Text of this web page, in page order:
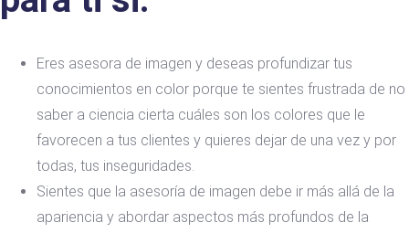
Eres asesora de imagen y deseas profundizar tus
conocimientos en color porque te sientes frustrada de no
saber a ciencia cierta cuáles son los colores que le
favorecen a tus clientes y quieres dejar de una vez y por
todas, tus inseguridades.
Sientes que la asesoría de imagen debe ir más allá de la
apariencia y abordar aspectos más profundos de la